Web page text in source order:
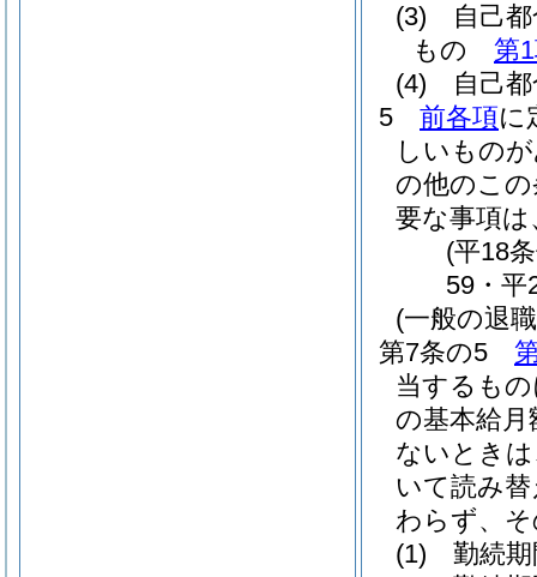
(3)
自己
もの 第
(4)
自己
5
前各項に
しいもの
の他のこ
要な事項
(平18
59・平
(一般の退
第7条の5
当するも
の基本給月
ないとき
いて読み
わらず、
(1)
勤続